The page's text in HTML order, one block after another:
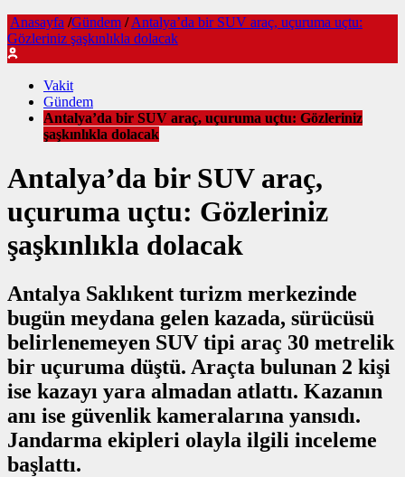
Anasayfa /Gündem / Antalya’da bir SUV araç, uçuruma uçtu:
Gözleriniz şaşkınlıkla dolacak
Vakit
Gündem
Antalya’da bir SUV araç, uçuruma uçtu: Gözleriniz
şaşkınlıkla dolacak
Antalya’da bir SUV araç,
uçuruma uçtu: Gözleriniz
şaşkınlıkla dolacak
Antalya Saklıkent turizm merkezinde
bugün meydana gelen kazada, sürücüsü
belirlenemeyen SUV tipi araç 30 metrelik
bir uçuruma düştü. Araçta bulunan 2 kişi
ise kazayı yara almadan atlattı. Kazanın
anı ise güvenlik kameralarına yansıdı.
Jandarma ekipleri olayla ilgili inceleme
başlattı.